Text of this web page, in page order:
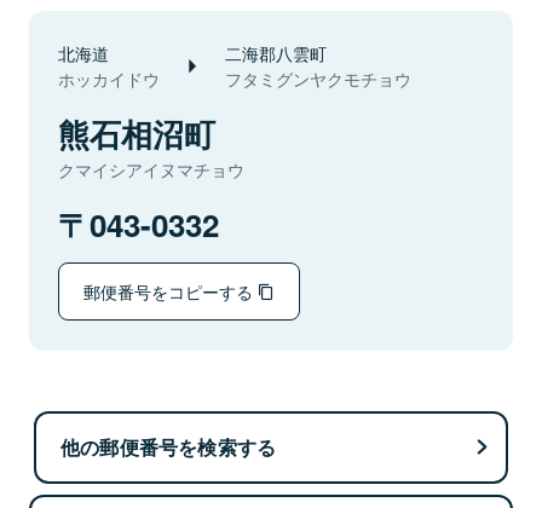
北海道
ホッカイドウ
二海郡八雲町
フタミグンヤクモチョウ
熊石相沼町
クマイシアイヌマチョウ
043-0332
郵便番号をコピーする
他の郵便番号を検索する